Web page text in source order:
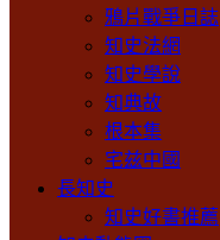
鴉片戰爭日誌
知史法網
知史學說
知典故
根本集
宅兹中國
長知史
知史好書推薦